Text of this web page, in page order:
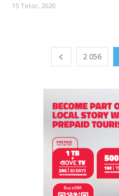
15 Tetor, 2020
2 056